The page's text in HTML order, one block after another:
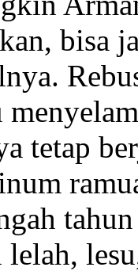
bisa
tetap